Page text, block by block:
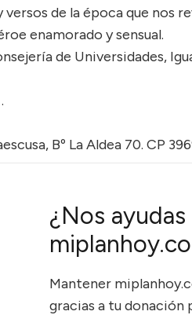
de la época que nos
enamorado y sensual.
de Universidades,
Bº La Aldea 70. CP
¿Nos
Mantener
gracias a tu donación